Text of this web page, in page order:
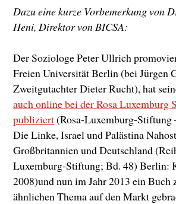
Dazu eine kurze Vorbemerkung von
Heni, Direktor von BICSA:
Der Soziologe Peter Ullrich
Freien Universität Berlin (bei Jürgen
Zweitgutachter Dieter Rucht), hat
auch online bei der Rosa Luxemburg
publiziert(Rosa-Luxemburg-Stiftung
Die Linke, Israel und Palästina
Großbritannien und Deutschland
Luxemburg-Stiftung; Bd. 48) Berlin:
2008)und nun im Jahr 2013 ein Buch
ähnlichen Thema auf den Markt